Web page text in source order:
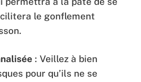
le gonflement
: Veillez à bien
pour qu’ils ne se